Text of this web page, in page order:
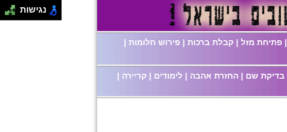
| פתיחת מזל | קבלת ברכות | פירוש חלומות |
בדיקת שם | החזרת אהבה | לימודים | קריירה |
נגישות